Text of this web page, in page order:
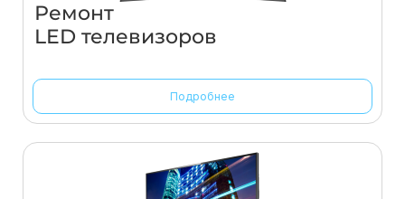
Ремонт
LED телевизоров
Подробнее